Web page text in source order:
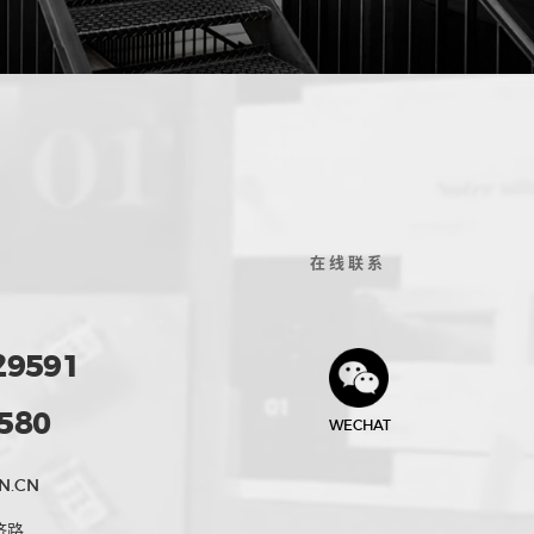
在线联系
WECHAT